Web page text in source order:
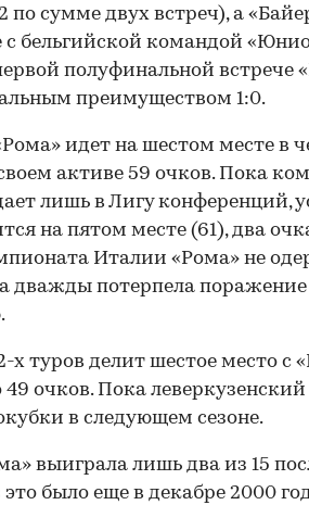
по сумме двух встреч), а
с бельгийской командой
полуфинальной встрече
преимуществом 1:0.
идет на шестом месте в
активе 59 очков. Пока
лишь в Лигу конференций,
на пятом месте (61), два
Италии «Рома» не
дважды потерпела поражение
х туров делит шестое место с
очков. Пока
в следующем сезоне.
выиграла лишь два из 15
было еще в декабре 2000